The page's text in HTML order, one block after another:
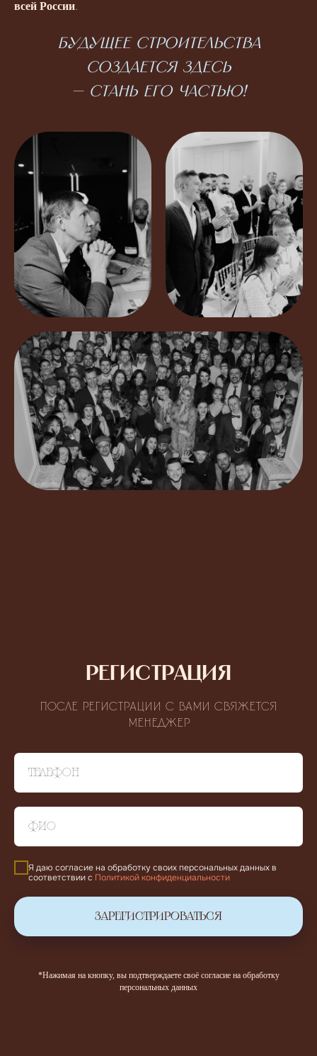
всей России.
Будущее строительства
создается здесь
— стань его частью!
РЕГИСТРАЦИЯ
После регистрации с Вами свяжется
менеджер
Я даю согласие на обработку своих персональных данных в
соответствии с Политикой конфиденциальности
ЗАРЕГИСТРИРОВАТЬСЯ
*Нажимая на кнопку, вы подтверждаете своё согласие на обработку
персональных данных